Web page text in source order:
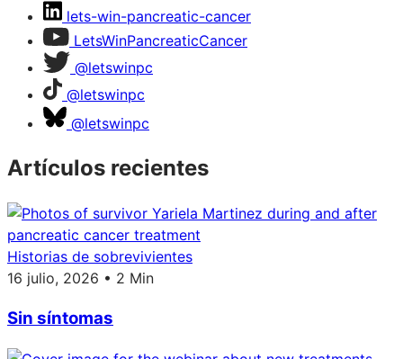
lets-win-pancreatic-cancer
LetsWinPancreaticCancer
@letswinpc
@letswinpc
@letswinpc
Artículos recientes
Historias de sobrevivientes
16 julio, 2026 • 2 Min
Sin síntomas